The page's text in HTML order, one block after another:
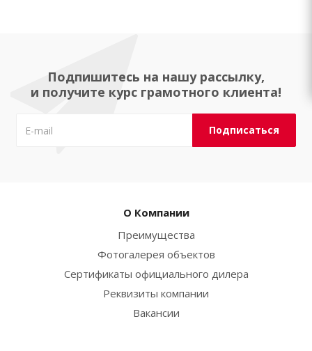
Подпишитесь на нашу рассылку,
и получите курс грамотного клиента!
О Компании
Преимущества
Фотогалерея объектов
Сертификаты официального дилера
Реквизиты компании
Вакансии